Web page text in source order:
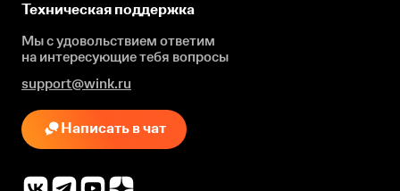
Техническая поддержка
Мы с удовольствием ответим
на интересующиетебя вопросы
support@wink.ru
Написать в чат